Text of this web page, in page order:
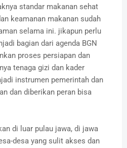
standar makanan sehat
keamanan makanan sudah
selama ini. jikapun perlu
bagian dari agenda BGN
proses persiapan dan
tenaga gizi dan kader
instrumen pemerintah dan
dan diberikan peran bisa
di luar pulau jawa, di jawa
desa yang sulit akses dan